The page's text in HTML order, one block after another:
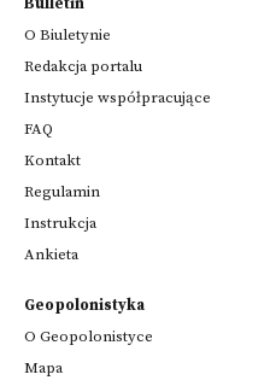
O Biuletynie
Redakcja portalu
Instytucje współpracujące
FAQ
Kontakt
Regulamin
Instrukcja
Ankieta
Geopolonistyka
O Geopolonistyce
Mapa